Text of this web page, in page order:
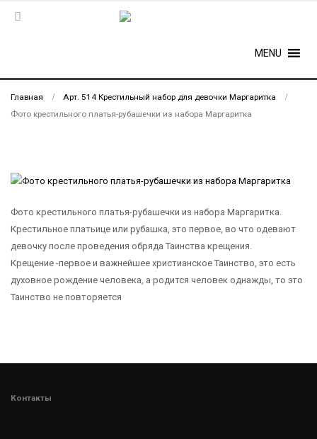
MENU
Главная
Арт. 514 Крестильный набор для девочки Маргаритка
Фото крестильного платья-рубашечки из набора Маргаритка
Фото крестильного платья-рубашечки из набора Маргаритка.
Крестильное платьице или рубашка, это первое, во что одевают
девочку после проведения обряда Таинства крещения.
Крещение -первое и важнейшее христианское Таинство, это есть
духовное рождение человека, а родится человек однажды, то это
Таинство не повторяется
Контакты